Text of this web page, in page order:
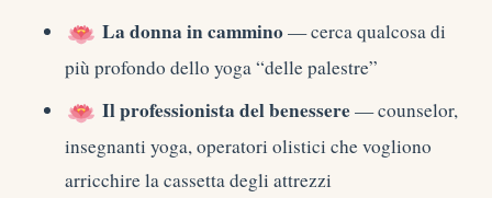
La donna in cammino— cerca qualcosa di
più profondo dello yoga “delle palestre”
Il professionista del benessere— counselor,
insegnanti yoga, operatori olistici che vogliono
arricchire la cassetta degli attrezzi